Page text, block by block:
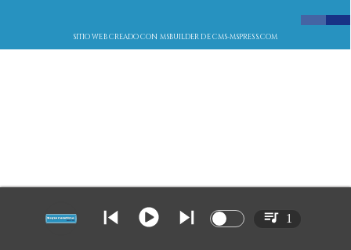
SITIO WEB CREADO CON MSBUILDER DE CMS-MSPRESS.COM
1